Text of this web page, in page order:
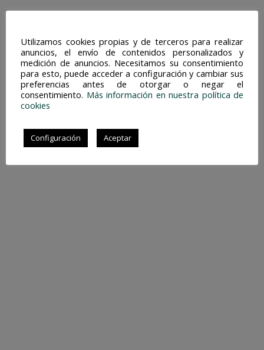
Utilizamos cookies propias y de terceros para realizar
anuncios, el envío de contenidos personalizados y
medición de anuncios. Necesitamos su consentimiento
para esto, puede acceder a configuración y cambiar sus
preferencias antes de otorgar o negar el
consentimiento. Más información en nuestra política de
cookies
Configuración Aceptar